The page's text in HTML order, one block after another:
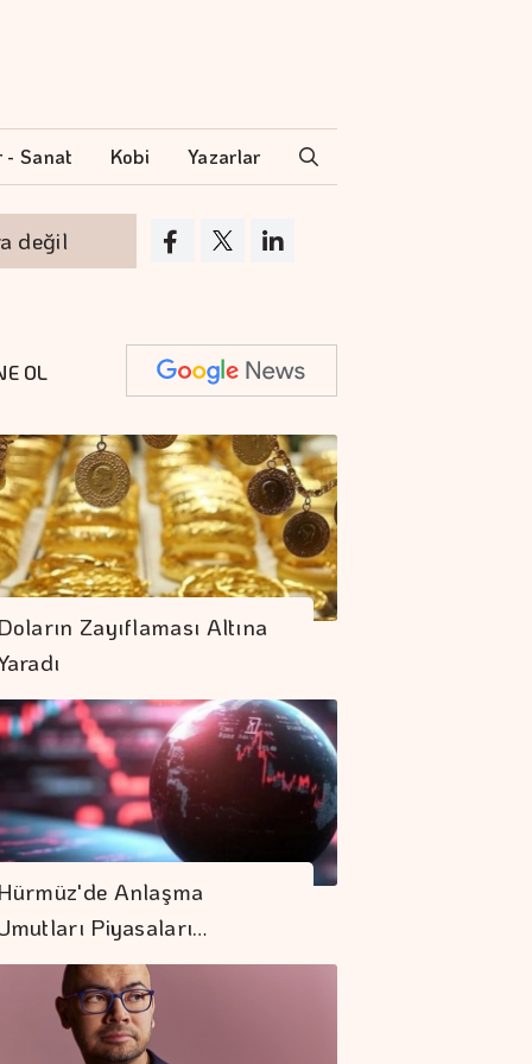
- Sanat Kobi Yazarlar
Pluxee Sinema Günleri devam ediyor
OL
Doların Zayıflaması Altına
Hürmüz'de Anlaşma
Piyasaları…